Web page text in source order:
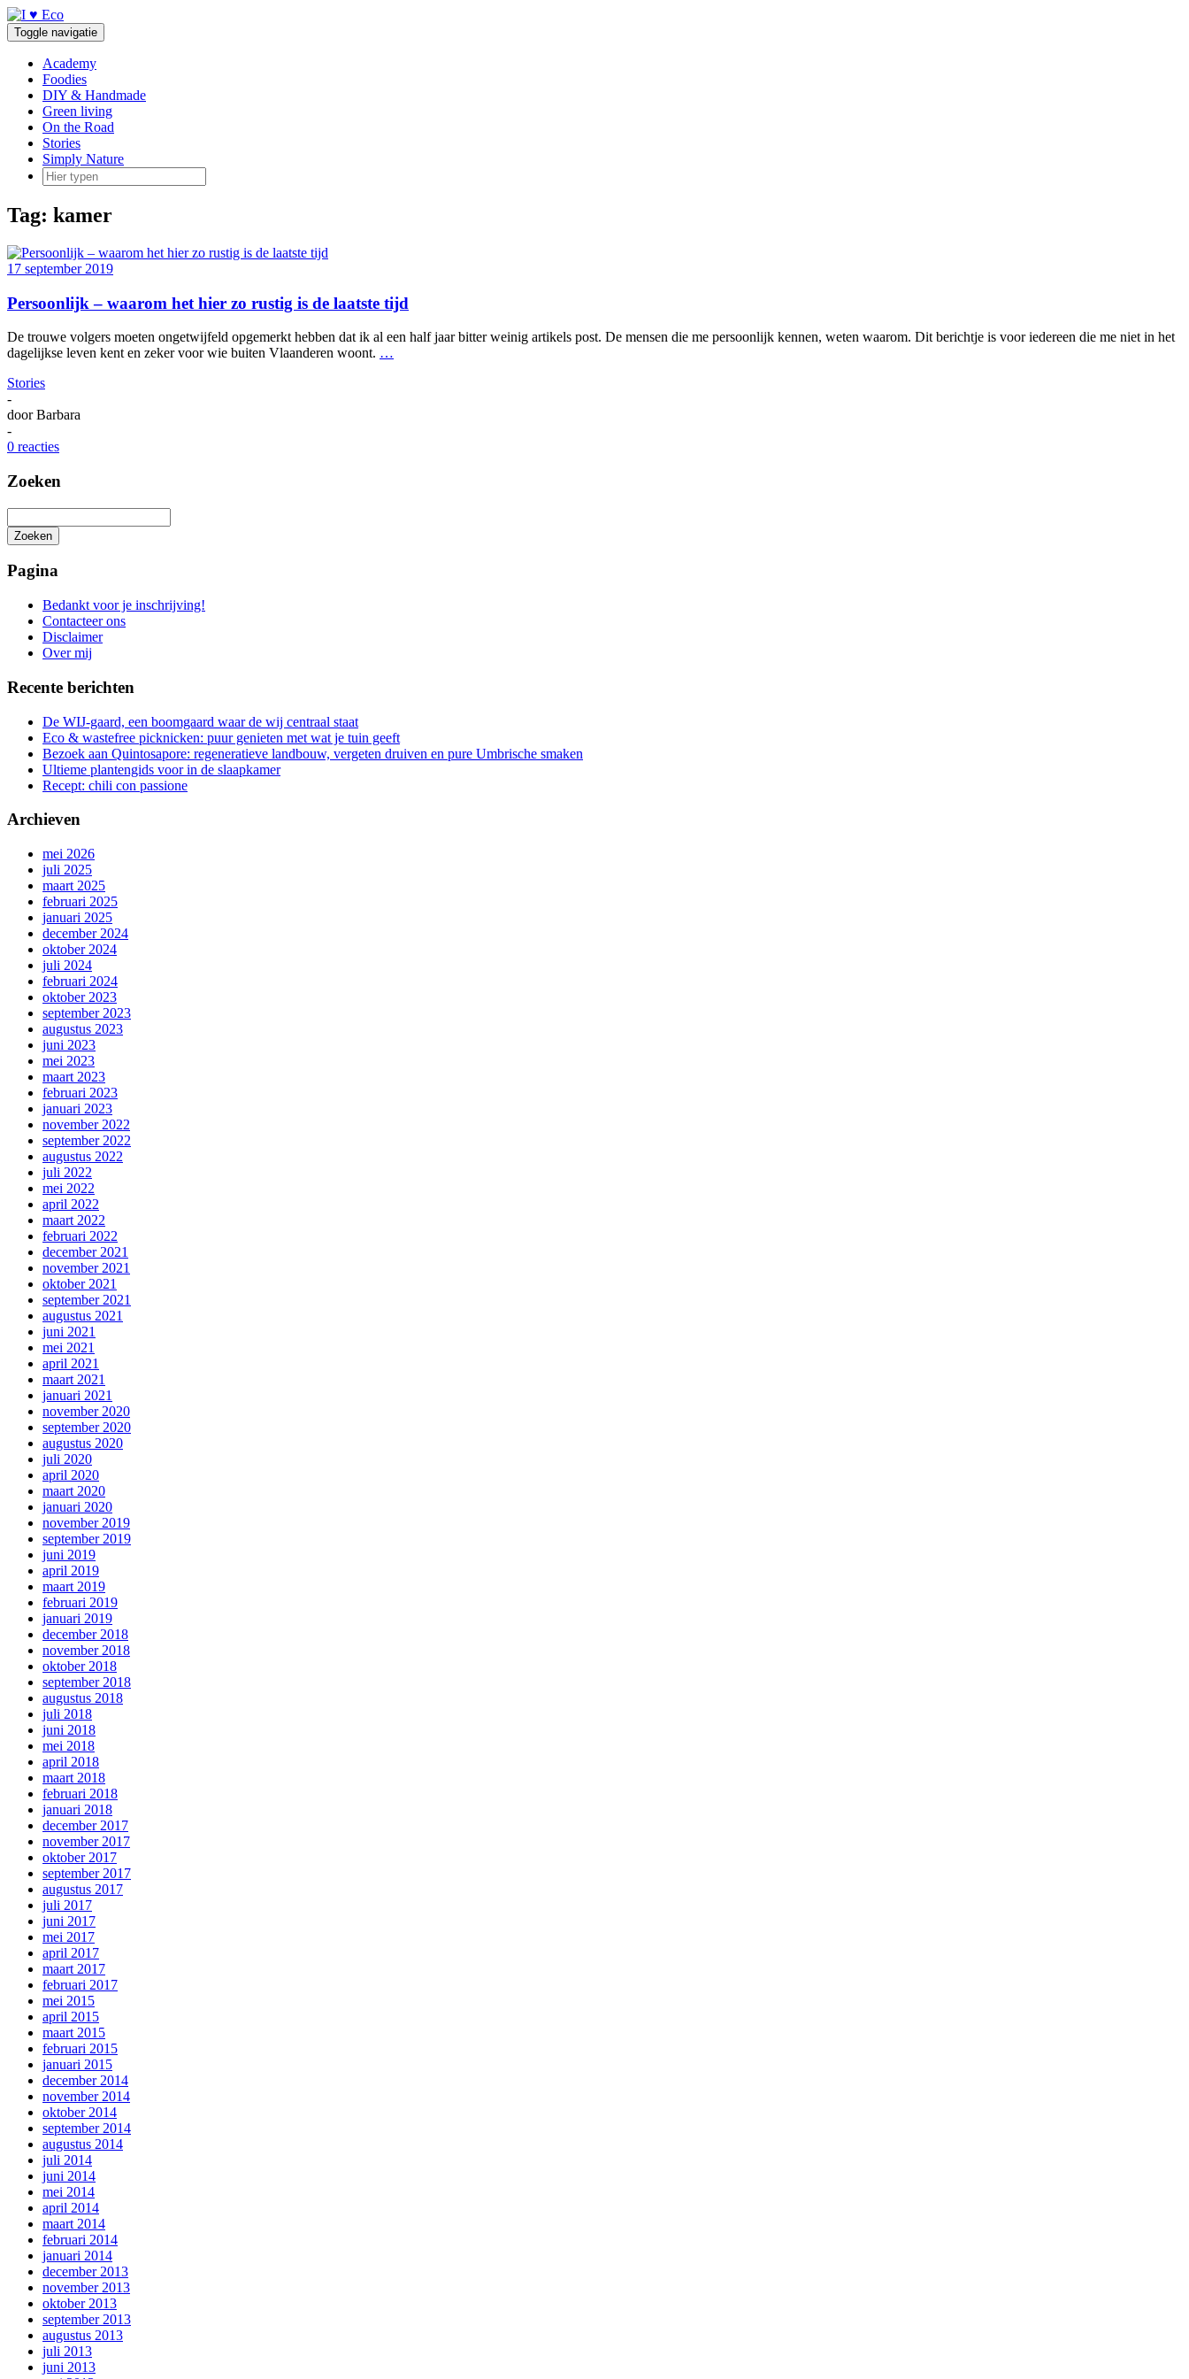
Doorgaan
naar
inhoud
Toggle navigatie
Academy
Foodies
DIY & Handmade
Green living
On the Road
Stories
Simply Nature
Tag: kamer
17 september 2019
Persoonlijk – waarom het hier zo rustig is de laatste tijd
De trouwe volgers moeten ongetwijfeld opgemerkt hebben dat ik al een half jaar bitter weinig artikels post. De mensen die me persoonlijk kennen, weten waarom. Dit berichtje is voor iedereen die me niet in het
dagelijkse leven kent en zeker voor wie buiten Vlaanderen woont. …
Stories
-
doorBarbara
-
0 reacties
Zoeken
Zoeken
zoeken
Pagina
Bedankt voor je inschrijving!
Contacteer ons
Disclaimer
Over mij
Recente berichten
De WIJ-gaard, een boomgaard waar de wij centraal staat
Eco & wastefree picknicken: puur genieten met wat je tuin geeft
Bezoek aan Quintosapore: regeneratieve landbouw, vergeten druiven en pure Umbrische smaken
Ultieme plantengids voor in de slaapkamer
Recept: chili con passione
Archieven
mei 2026
juli 2025
maart 2025
februari 2025
januari 2025
december 2024
oktober 2024
juli 2024
februari 2024
oktober 2023
september 2023
augustus 2023
juni 2023
mei 2023
maart 2023
februari 2023
januari 2023
november 2022
september 2022
augustus 2022
juli 2022
mei 2022
april 2022
maart 2022
februari 2022
december 2021
november 2021
oktober 2021
september 2021
augustus 2021
juni 2021
mei 2021
april 2021
maart 2021
januari 2021
november 2020
september 2020
augustus 2020
juli 2020
april 2020
maart 2020
januari 2020
november 2019
september 2019
juni 2019
april 2019
maart 2019
februari 2019
januari 2019
december 2018
november 2018
oktober 2018
september 2018
augustus 2018
juli 2018
juni 2018
mei 2018
april 2018
maart 2018
februari 2018
januari 2018
december 2017
november 2017
oktober 2017
september 2017
augustus 2017
juli 2017
juni 2017
mei 2017
april 2017
maart 2017
februari 2017
mei 2015
april 2015
maart 2015
februari 2015
januari 2015
december 2014
november 2014
oktober 2014
september 2014
augustus 2014
juli 2014
juni 2014
mei 2014
april 2014
maart 2014
februari 2014
januari 2014
december 2013
november 2013
oktober 2013
september 2013
augustus 2013
juli 2013
juni 2013